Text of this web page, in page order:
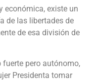
económica, existe un
de las libertades de
de esa división de
fuerte pero autónomo,
Presidenta tomar